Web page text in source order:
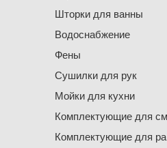
Шторки для ванны
Водоснабжение
Фены
Сушилки для рук
Мойки для кухни
Комплектующие для
Комплектующие для